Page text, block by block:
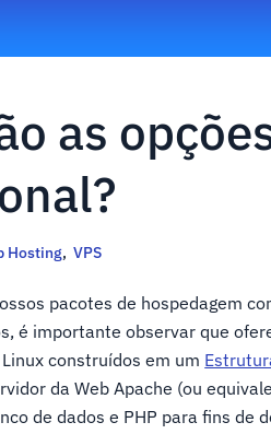
as
Hosting, VPS
pacotes de hospedagem
é importante observar que
construídos em um
da Web Apache (ou
de dados e PHP para fins de